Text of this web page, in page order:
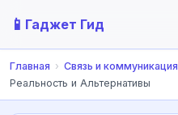
📱 Гаджет Гид
Главная › Связь и коммуникация
Реальность и Альтернативы